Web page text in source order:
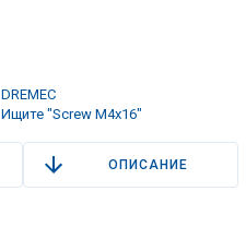
DREMEC
Ищите "Screw M4x16"
ОПИСАНИЕ